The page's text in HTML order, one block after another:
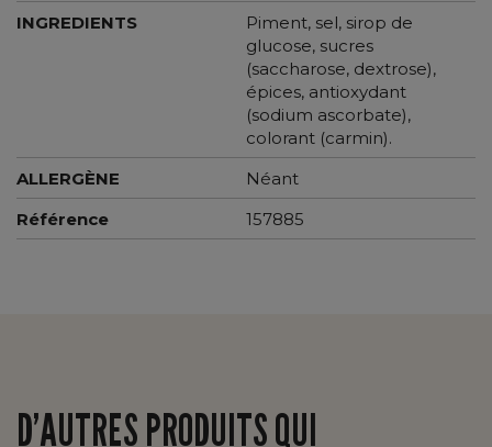
INGREDIENTS
Piment, sel, sirop de
glucose, sucres
(saccharose, dextrose),
épices, antioxydant
(sodium ascorbate),
colorant (carmin).
ALLERGÈNE
Néant
Référence
157885
D’AUTRES PRODUITS QUI